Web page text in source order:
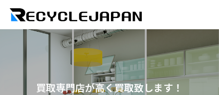
買取専門店が高く買取致します！